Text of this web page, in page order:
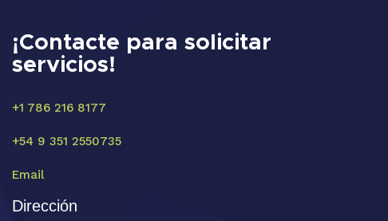
¡Contacte para solicitar
servicios!
+1 786 216 8177
+54 9 351 2550735
Email
Dirección